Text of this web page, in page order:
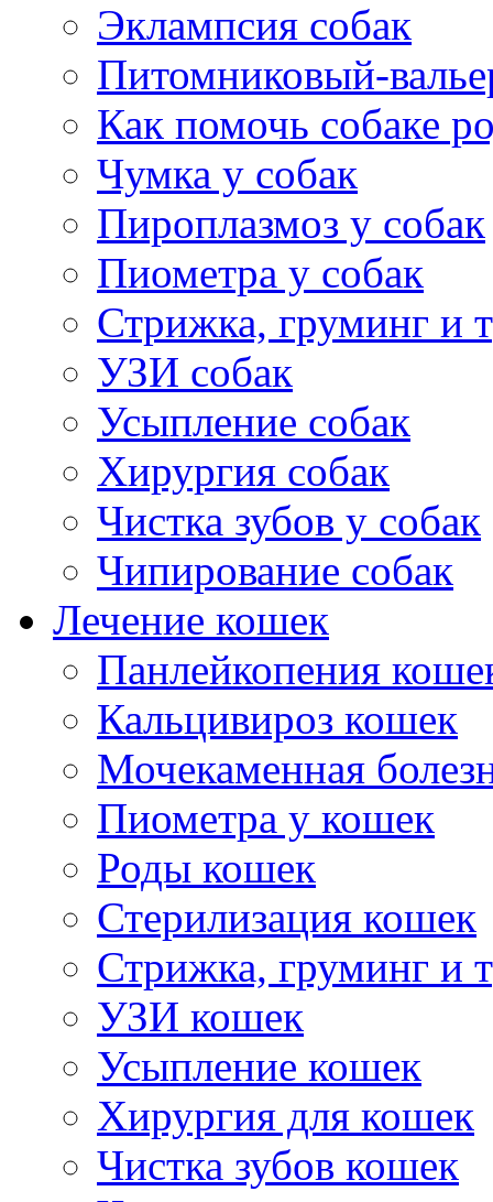
Эклампсия собак
Питомниковый-
Как помочь собаке
Чумка у собак
Пироплазмоз у собак
Пиометра у собак
Стрижка, груминг и
УЗИ собак
Усыпление собак
Хирургия собак
Чистка зубов у собак
Чипирование собак
Лечение кошек
Панлейкопения
Кальцивироз кошек
Мочекаменная
Пиометра у кошек
Роды кошек
Стерилизация кошек
Стрижка, груминг и
УЗИ кошек
Усыпление кошек
Хирургия для кошек
Чистка зубов кошек